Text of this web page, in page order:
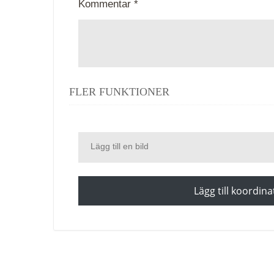
Kommentar *
FLER FUNKTIONER
Lägg till en bild
Lägg till